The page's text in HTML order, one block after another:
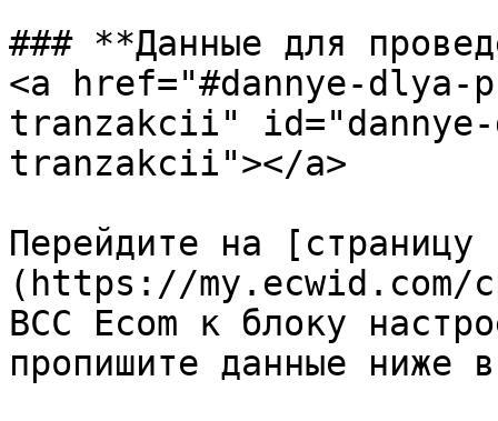
### **Данные для
<a href="#dannye-dlya-
tranzakcii"
tranzakcii"></a>
Перейдите на [страницу
(https://my.ecwid.com/
BCC Ecom к блоку
пропишите данные ниже